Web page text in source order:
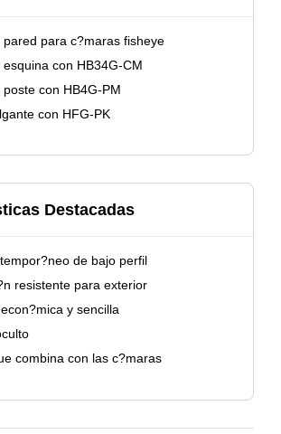
pared para c?maras fisheye
con HB34G-CM
con HB4G-PM
con HFG-PK
Destacadas
de bajo perfil
resistente para exterior
y sencilla
combina con las c?maras